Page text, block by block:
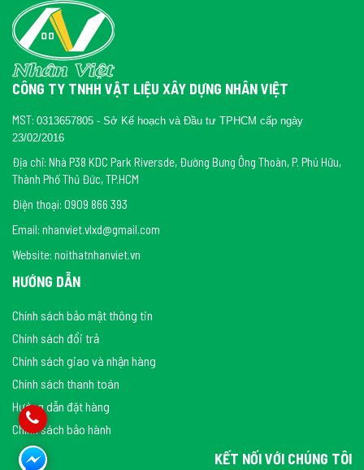
CÔNG TY TNHH VẬT LIỆU XÂY DỰNG NHÂN VIỆT
MST: 0313657805 - Sở Kế hoạch và Đầu tư TPHCM cấp ngày
23/02/2016
Địa chỉ: Nhà P38 KDC Park Riversde, Đường Bưng Ông Thoàn, P. Phú Hữu,
Thành Phố Thủ Đức, TP.HCM
Điện thoại: 0909 866 393
Email: nhanviet.vlxd@gmail.com
Website: noithatnhanviet.vn
HƯỚNG DẪN
Chính sách bảo mật thông tin
Chính sách đổi trả
Chính sách giao và nhận hàng
Chính sách thanh toán
Hướng dẫn đặt hàng
Chính sách bảo hành
KẾT NỐI VỚI CHÚNG TÔI